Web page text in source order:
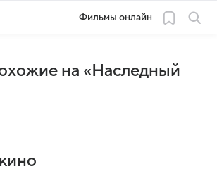
Фильмы онлайн
на «Наследный